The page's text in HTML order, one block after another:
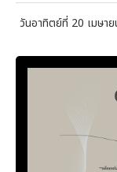
วันอาทิตย์ที่ 20 เมษา